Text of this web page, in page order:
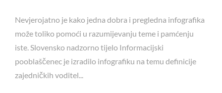
Nevjerojatno je kako jedna dobra i pregledna infografika
može toliko pomoći u razumijevanju teme i pamćenju
iste. Slovensko nadzorno tijelo Informacijski
pooblaščenec je izradilo infografiku na temu definicije
zajedničkih voditel...